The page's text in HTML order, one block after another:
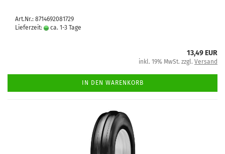
Art.Nr.: 8714692081729
Lieferzeit:
ca. 1-3 Tage
13,49 EUR
inkl. 19% MwSt. zzgl. Versand
IN DEN WARENKORB